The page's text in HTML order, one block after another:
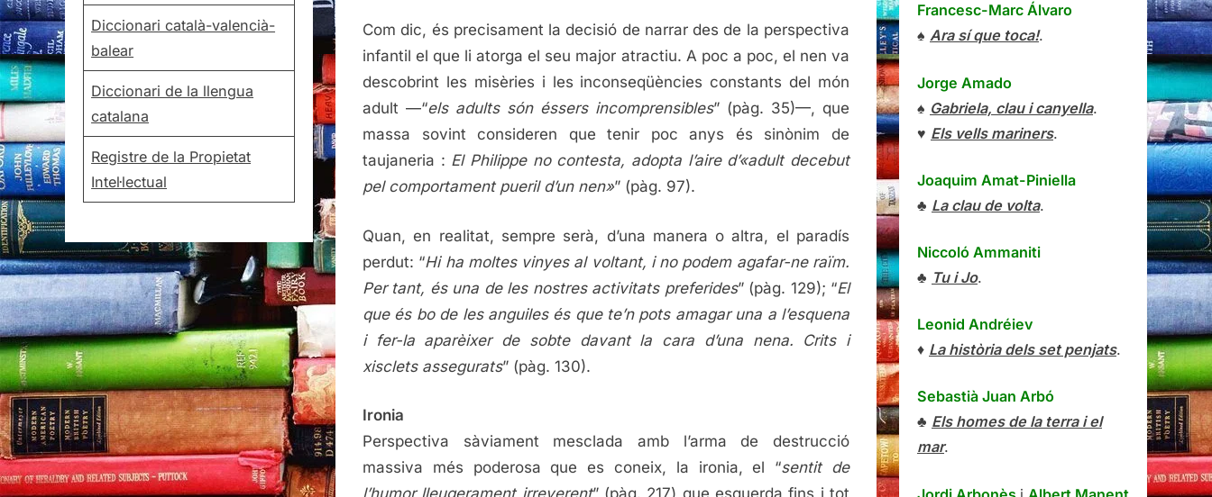
Com dic, és precisament la decisió de narrar des de la perspectiva
infantil el que li atorga el seu major atractiu. A poc a poc, el nen va
descobrint les misèries i les inconseqüències constants del món
adult —“els adults són éssers incomprensibles” (pàg. 35)—, que
massa sovint consideren que tenir poc anys és sinònim de
taujaneria : El Philippe no contesta, adopta l’aire d’«adult decebut
pel comportament pueril d’un nen»” (pàg. 97).
Quan, en realitat, sempre serà, d’una manera o altra, el paradís
perdut: “Hi ha moltes vinyes al voltant, i no podem agafar-ne raïm.
Per tant, és una de les nostres activitats preferides” (pàg. 129); “El
que és bo de les anguiles és que te’n pots amagar una a l’esquena
i fer-la aparèixer de sobte davant la cara d’una nena. Crits i
xisclets assegurats” (pàg. 130).
Ironia
Perspectiva sàviament mesclada amb l’arma de destrucció
massiva més poderosa que es coneix, la ironia, el “sentit de
Diccionari català-valencià-
balear
Diccionari de la llengua
catalana
Registre de la Propietat
Intel·lectual
Francesc-Marc Álvaro
♠ Ara sí que toca!.
Jorge Amado
♠ Gabriela, clau i canyella.
♥ Els vells mariners.
Joaquim Amat-Piniella
♣ La clau de volta.
Niccoló Ammaniti
♣ Tu i Jo.
Leonid Andréiev
♦ La història dels set penjats.
Sebastià Juan Arbó
♣ Els homes de la terra i el
mar.